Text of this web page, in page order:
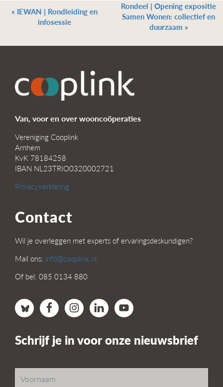
« IEWAN | Rondleiding en
infosessie
Rondeel | Opening expositie
Samen Wonen: collectief en
duurzaam »
Van, voor en over wooncoöperaties
Vereniging Cooplink
Arnhem
KvK 78184258
IBAN NL23TRIO0320002721
Privacyverklaring
Contact
Wil je overleggen met experts of ervaringsdeskundigen?
Mail ons: info@cooplink.nl
Of bel: 085 0134 880
Schrijf je in voor onze nieuwsbrief